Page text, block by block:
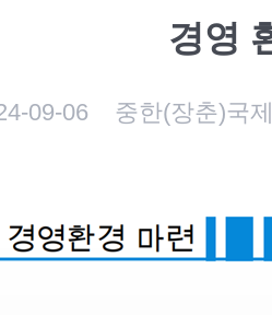
경영
09-06 중한(장춘)국